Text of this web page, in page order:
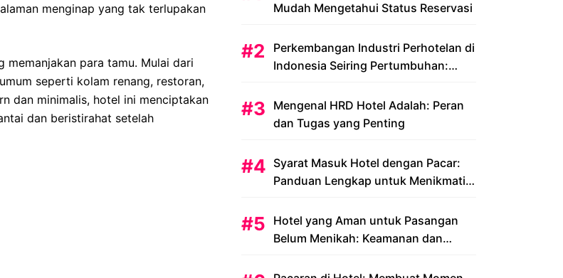
menginap yang tak terlupakan
para tamu. Mulai dari
seperti kolam renang, restoran,
dan minimalis, hotel ini menciptakan
dan beristirahat setelah
Mudah Mengetahui Status Reservasi
Perkembangan Industri Perhotelan di
Indonesia Seiring Pertumbuhan:
Mengenal HRD Hotel Adalah: Peran
dan Tugas yang Penting
Syarat Masuk Hotel dengan Pacar:
Panduan Lengkap untuk Menikmati
Hotel yang Aman untuk Pasangan
Belum Menikah: Keamanan dan